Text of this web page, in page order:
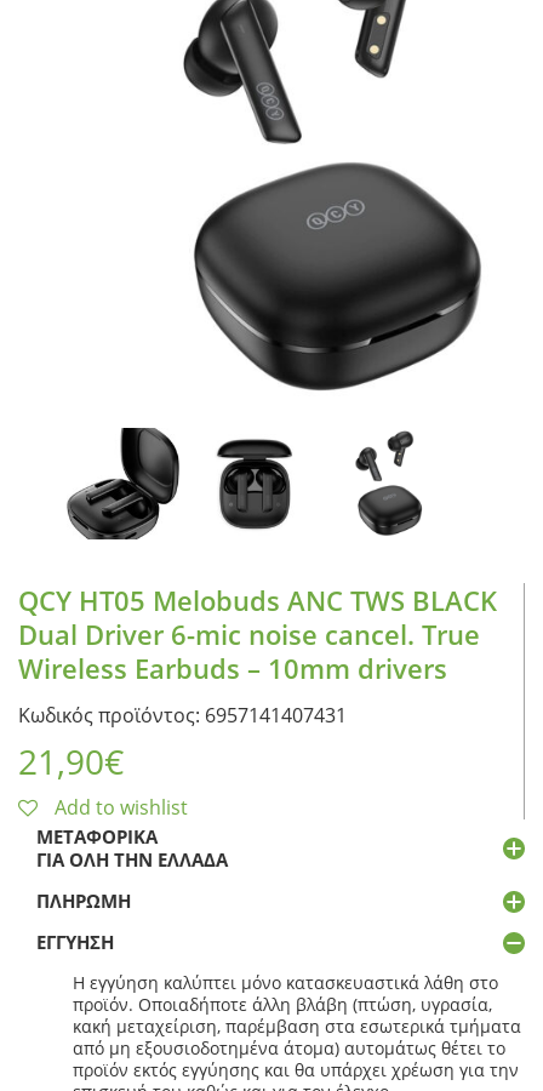
ΟΙΚΙΑΚΕΣ ΣΥΣΚΕΥΕΣ
ΠΡΟΣΩΠΙΚΗ ΦΡΟΝΤΙΔΑ
QCY HT05 Melobuds ANC TWS BLACK
Dual Driver 6-mic noise cancel. True
Wireless Earbuds – 10mm drivers
Κωδικός προϊόντος: 6957141407431
21,90€
Add to wishlist
ΜΕΤΑΦΟΡΙΚΆ
ΓΙΑ ΌΛΗ ΤΗΝ ΕΛΛΆΔΑ
ΠΛΗΡΩΜΉ
ΕΓΓΎΗΣΗ
Η εγγύηση καλύπτει μόνο κατασκευαστικά λάθη στο
προϊόν. Οποιαδήποτε άλλη βλάβη (πτώση, υγρασία,
κακή μεταχείριση, παρέμβαση στα εσωτερικά τμήματα
από μη εξουσιοδοτημένα άτομα) αυτομάτως θέτει το
προϊόν εκτός εγγύησης και θα υπάρχει χρέωση για την